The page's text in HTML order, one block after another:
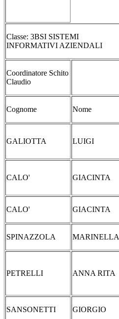
Classe: 3BSI SISTEMI
INFORMATIVI AZIENDALI
Coordinatore Schito
Claudio
Cognome Nome
GALIOTTA LUIGI
CALO' GIACINTA
CALO' GIACINTA
SPINAZZOLA MARINELLA
PETRELLI ANNA RITA
SANSONETTI GIORGIO